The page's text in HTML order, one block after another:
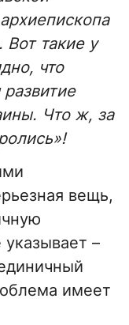
такие у
что
Что ж, за
вещь,
–
имеет